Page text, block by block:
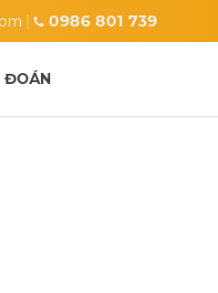
0986 801 739
ĐOÁN